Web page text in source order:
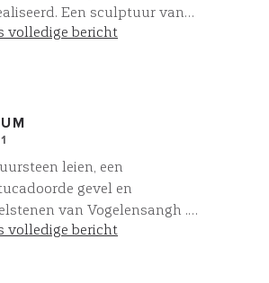
Een sculptuur van
en glas!
volledige bericht
leien, een
gevel en
van Vogelensangh .
fraaie combinatie voor deze
volledige bericht